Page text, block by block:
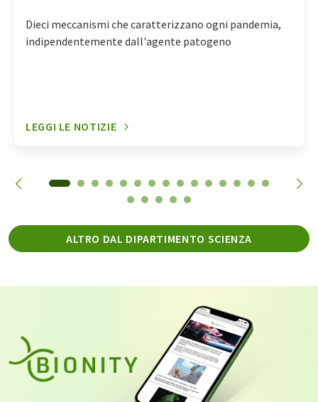
Dieci meccanismi che caratterizzano ogni pandemia,
indipendentemente dall'agente patogeno
LEGGI LE NOTIZIE
ALTRO DAL DIPARTIMENTO SCIENZA